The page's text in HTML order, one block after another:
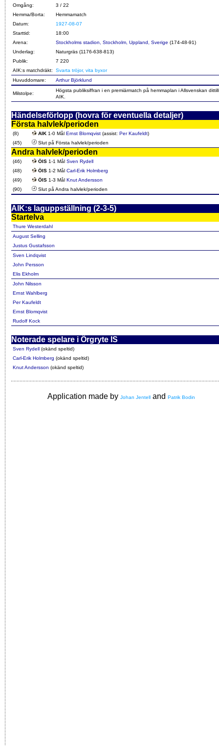
Omgång:
3 / 22
Hemma/Borta:
Hemmamatch
Datum:
1927-08-07
Starttid:
18:00
Arena:
Stockholms stadion, Stockholm, Uppland, Sverige (174-48-91)
Underlag:
Naturgräs (1176-638-813)
Publik:
7 220
AIK:s matchdräkt:
Svarta tröjor, vita byxor
Huvuddomare:
Arthur Björklund
Milstolpe:
Högsta publiksiffran i en premiärmatch på hemmaplan i Allsvenskan
AIK.
Händelseförlopp (hovra för eventuella detaljer)
Första halvlek/perioden
(8) AIK 1-0 Mål Ernst Blomqvist (assist: Per Kaufeldt)
(45)
Slut på Första halvlek/perioden
Andra halvlek/perioden
(46) ÖIS 1-1 Mål Sven Rydell
(48)
ÖIS 1-2 Mål Carl-Erik Holmberg
(49)
ÖIS 1-3 Mål Knut Andersson
(90)
Slut på Andra halvlek/perioden
AIK:s laguppställning (2-3-5)
Startelva
Thure Westerdahl
August Selling
Justus Gustafsson
Sven Lindqvist
John Persson
Elis Ekholm
John Nilsson
Ernst Wahlberg
Per Kaufeldt
Ernst Blomqvist
Rudolf Kock
Noterade spelare i Örgryte IS
Sven Rydell (okänd speltid)
Carl-Erik Holmberg (okänd speltid)
Knut Andersson (okänd speltid)
Application made by Johan Jentell and Patrik Bodin